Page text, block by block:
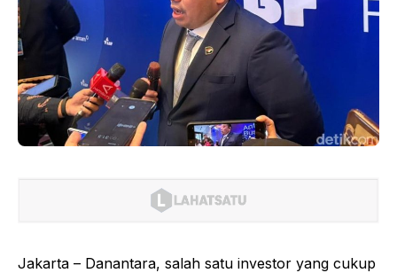
Jakarta – Danantara, salah satu investor yang cukup